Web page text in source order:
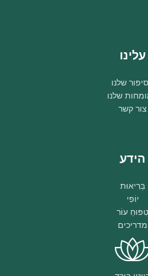
עלינו
שלנו
שלנו
צור קשר
הידע
בְּרִיאוּת
יוֹפִי
טִפּוּחַ עוֹר
מדריכים